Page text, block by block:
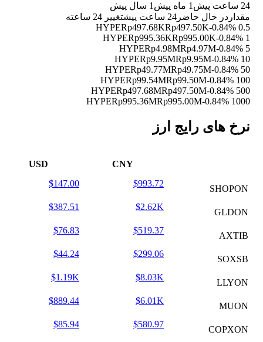
24 ساعت پیش 1 ماه پیش
1 سال پیش
مقدار در حال حاضر 24 ساعت پیش
تغییر 24 ساعته
0.5 HYPE
Rp497.68KRp497.50K-0.84%
1 HYPE
Rp995.36KRp995.00K-0.84%
5 HYPE
Rp4.98MRp4.97M-0.84%
10 HYPE
Rp9.95MRp9.95M-0.84%
50 HYPE
Rp49.77MRp49.75M-0.84%
100 HYPE
Rp99.54MRp99.50M-0.84%
500 HYPE
Rp497.68MRp497.50M-0.84%
1000 HYPE
Rp995.36MRp995.00M-0.84%
نرخ های رایج ارز
CNY
USD
SHOPON
$993.72
$147.00
GLDON
$2.62K
$387.51
AXTIB
$519.37
$76.83
SOXSB
$299.06
$44.24
LLYON
$8.03K
$1.19K
MUON
$6.01K
$889.44
COPXON
$580.97
$85.94